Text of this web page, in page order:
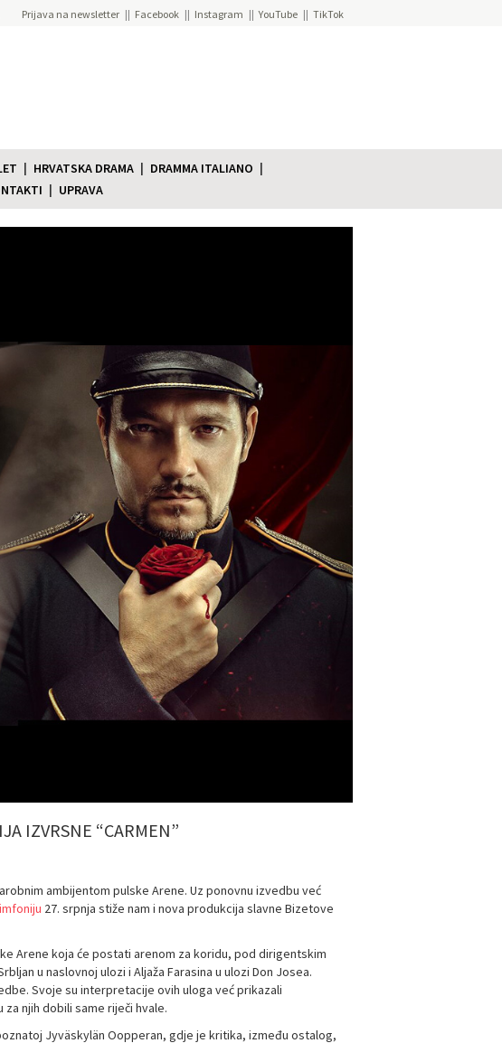
Prijava na newsletter Facebook Instagram YouTube TikTok
HRVATSKA DRAMA
DRAMMA ITALIANO
UPRAVA
IZVRSNE “CARMEN”
ambijentom pulske Arene. Uz ponovnu izvedbu već
27. srpnja stiže nam i nova produkcija slavne Bizetove
Arene koja će postati arenom za koridu, pod dirigentskim
u naslovnoj ulozi i Aljaža Farasina u ulozi Don Josea.
Svoje su interpretacije ovih uloga već prikazali
njih dobili same riječi hvale.
Jyväskylän Oopperan, gdje je kritika, između ostalog,